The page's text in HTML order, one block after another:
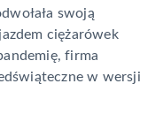
swoją
ciężarówek
firma
w wersji